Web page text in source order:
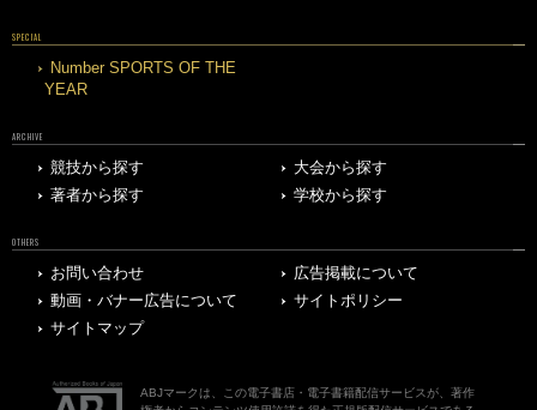
SPECIAL
Number SPORTS OF THE
YEAR
ARCHIVE
競技から探す
大会から探す
著者から探す
学校から探す
OTHERS
お問い合わせ
広告掲載について
動画・バナー広告について
サイトポリシー
サイトマップ
ABJマークは、この電子書店・電子書籍配信サービスが、著作